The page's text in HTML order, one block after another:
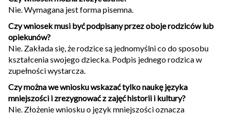
Nie. Wymagana jest forma pisemna.
Czy wniosek musi być podpisany przez oboje rodziców lub
opiekunów?
Nie. Zakłada się, że rodzice są jednomyślni co do sposobu
kształcenia swojego dziecka. Podpis jednego rodzica w
zupełności wystarcza.
Czy można we wniosku wskazać tylko naukę języka
mniejszości i zrezygnować z zajęć historii i kultury?
Nie. Złożenie wniosku o język mniejszości oznacza